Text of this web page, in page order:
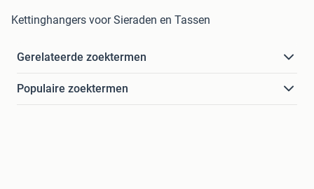
Kettinghangers voor Sieraden en Tassen
Gerelateerde zoektermen
Populaire zoektermen